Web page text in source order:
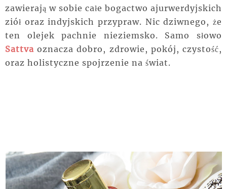
zawierają w sobie całe bogactwo ajurwerdyjskich
ziół oraz indyjskich przypraw. Nic dziwnego, że
ten olejek pachnie nieziemsko. Samo słowo
Sattva oznacza dobro, zdrowie, pokój, czystość,
oraz holistyczne spojrzenie na świat.